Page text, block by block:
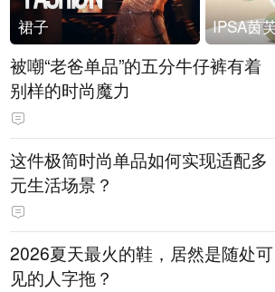
裙子
被嘲“老爸单品”的五分牛仔裤有着
别样的时尚魔力
这件极简时尚单品如何实现适配多
元生活场景？
2026夏天最火的鞋，居然是随处可
见的人字拖？